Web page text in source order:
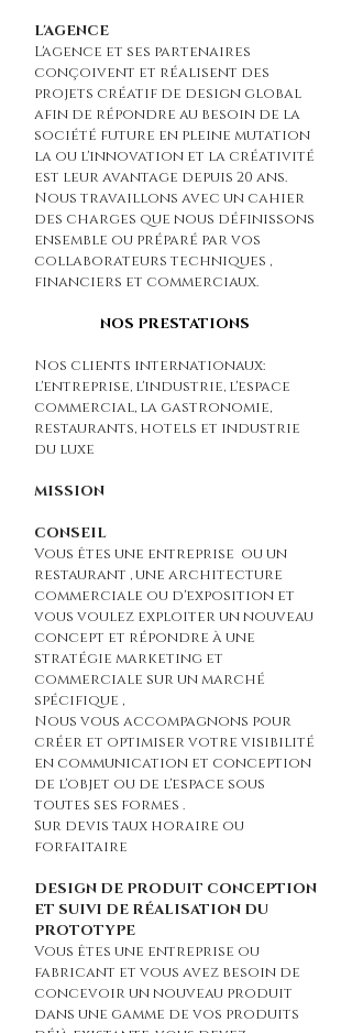
L'AGENCE
L'agence et ses partenaires
conçoivent et réalisent des
projets créatif de design global
afin de répondre au besoin de la
société future en pleine mutation
la ou l'innovation et la créativité
est leur avantage depuis 20 ans.
Nous travaillons avec un cahier
des charges que nous définissons
ensemble ou préparé par vos
collaborateurs techniques ,
financiers et commerciaux.
NOS PRESTATIONS
Nos clients internationaux:
l'entreprise, l'industrie, l'espace
commercial, la gastronomie,
restaurants, hotels et industrie
du luxe
MISSION
CONSEIL
Vous êtes une entreprise ou un
restaurant , une architecture
commerciale ou d'exposition et
vous voulez exploiter un nouveau
concept et répondre à une
stratégie marketing et
commerciale sur un marché
spécifique ,
Nous vous accompagnons pour
créer et optimiser votre visibilité
en communication et conception
de l'objet ou de l'espace sous
toutes ses formes .
Sur devis taux horaire ou
forfaitaire
DESIGN DE PRODUIT CONCEPTION
ET SUIVI DE RÉALISATION DU
PROTOTYPE
Vous êtes une entreprise ou
fabricant et vous avez besoin de
concevoir un nouveau produit
dans une gamme de vos produits